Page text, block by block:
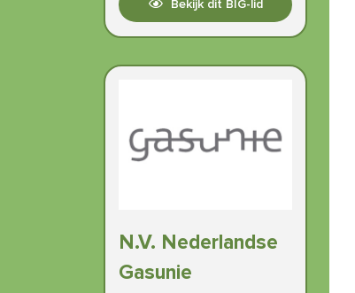
Bekijk dit BIG-lid
N.V. Nederlandse
Gasunie